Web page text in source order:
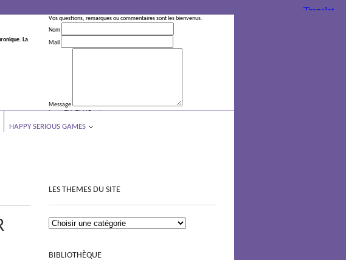
La
Vos questions, remarques ou commentaires sont les bienvenus.
Nom
Mail
Message
Leave This Field Empty
HAPPY SERIOUS GAMES
LES THEMES DU SITE
BIBLIOTHÈQUE